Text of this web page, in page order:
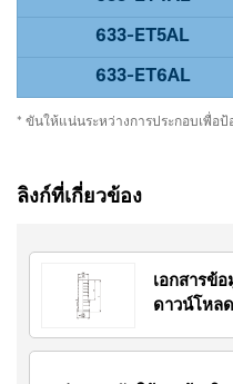
633-ET5AL
633-ET6AL
* ขันให้แน่นระหว่างการประกอบเพื่อ
ลิงก์ที่เกี่ยวข้อง
เอกสารข้
ดาวน์โหลด